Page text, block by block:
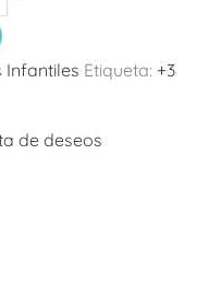
Infantiles Etiqueta: +3
de deseos